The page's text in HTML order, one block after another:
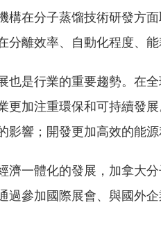
構在分子蒸馏技術研發方
分離效率、自動化程度、能
也是行業的重要趨勢。在
更加注重環保和可持續發
影響；開發更加高效的能源
濟一體化的發展，加拿大
過參加國際展會、與國外